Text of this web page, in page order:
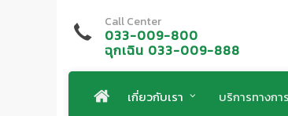
Call Center
033-009-800
ฉุกเฉิน 033-009-888
เกี่ยวกับเรา บริการทางก